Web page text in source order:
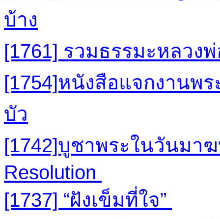
บ้าง
[1761] รวมธรรมะหลว
[1754]หนังสือแจกงานพ
บัว
[1742]บูชาพระในวันมาฆ
Resolution
[1737] “ฝังเข็มที่ใจ”